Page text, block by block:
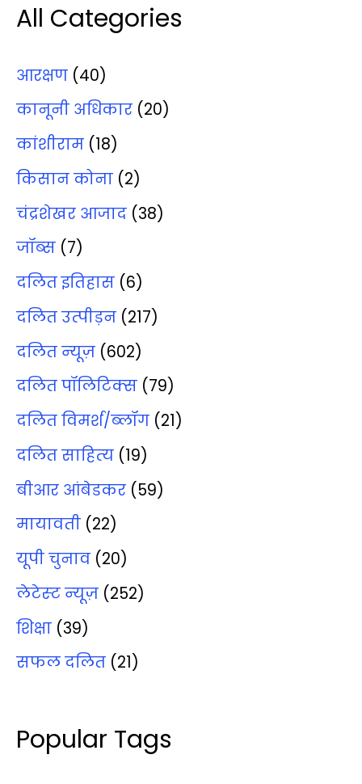
All Categories
आरक्षण (40)
कानूनी अधिकार (20)
कांशीराम (18)
किसान कोना (2)
चंद्रशेखर आजाद (38)
जॉब्‍स (7)
दलित इतिहास (6)
दलित उत्‍पीड़न (217)
दलित न्‍यूज़ (602)
दलित पॉलिटिक्‍स (79)
दलित विमर्श/ब्‍लॉग (21)
दलित साहित्‍य (19)
बीआर आंबेडकर (59)
मायावती (22)
यूपी चुनाव (20)
लेटेस्‍ट न्‍यूज़ (252)
शिक्षा (39)
सफल दलित (21)
Popular Tags